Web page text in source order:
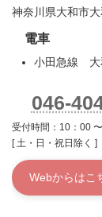
神奈川県大和市
電車
小田急線 大
046-
受付時間：10：00
[ 土・日・祝日除く ]
Webからはこ